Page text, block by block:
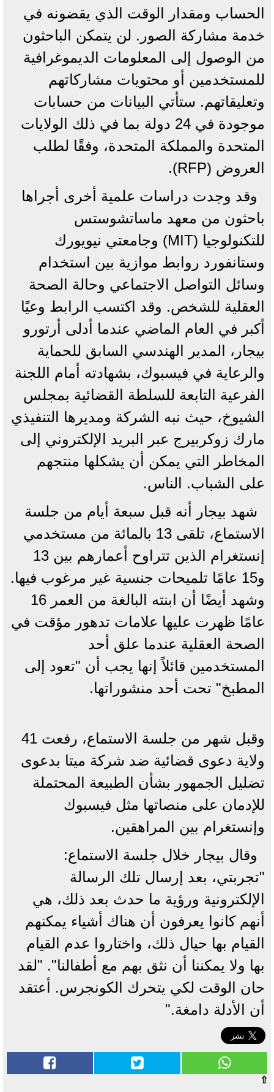
الحساب ومقدار الوقت الذي يقضونه في
خدمة مشاركة الصور. لن يتمكن الباحثون
من الوصول إلى المعلومات الديموغرافية
للمستخدمين أو محتويات مشاركاتهم
وتعليقاتهم. ستأتي البيانات من حسابات
موجودة في 24 دولة بما في ذلك الولايات
المتحدة والمملكة المتحدة، وفقًا لطلب
العروض (RFP).
وقد وجدت دراسات علمية أخرى أجراها
باحثون من معهد ماساتشوستس
للتكنولوجيا (MIT) وجامعتي نيويورك
وستانفورد روابط موازية بين استخدام
وسائل التواصل الاجتماعي وحالة الصحة
العقلية للشخص. وقد اكتسب الرابط وعيًا
أكبر في العام الماضي عندما أدلى أرتورو
بيجار، المدير الهندسي السابق للحماية
والرعاية في فيسبوك، بشهادته أمام اللجنة
الفرعية التابعة للسلطة القضائية بمجلس
الشيوخ، حيث نبه الشركة ومديرها التنفيذي
مارك زوكربيرج عبر البريد الإلكتروني إلى
المخاطر التي يمكن أن يشكلها منتجهم
على الشباب. الناس.
شهد بيجار أنه قبل سبعة أيام من جلسة
الاستماع، تلقى 13 بالمائة من مستخدمي
إنستغرام الذين تتراوح أعمارهم بين 13
و15 عامًا تلميحات جنسية غير مرغوب فيها.
وشهد أيضًا أن ابنته البالغة من العمر 16
عامًا ظهرت عليها علامات تدهور مؤقت في
الصحة العقلية عندما علق أحد
المستخدمين قائلاً إنها يجب أن "تعود إلى
المطبخ" تحت أحد منشوراتها.
وقبل شهر من جلسة الاستماع، رفعت 41
ولاية دعوى قضائية ضد شركة ميتا بدعوى
تضليل الجمهور بشأن الطبيعة المحتملة
للإدمان على منصاتها مثل فيسبوك
وإنستغرام بين المراهقين.
وقال بيجار خلال جلسة الاستماع:
"تجربتي، بعد إرسال تلك الرسالة
الإلكترونية ورؤية ما حدث بعد ذلك، هي
أنهم كانوا يعرفون أن هناك أشياء يمكنهم
القيام بها حيال ذلك، واختاروا عدم القيام
بها ولا يمكننا أن نثق بهم مع أطفالنا". "لقد
حان الوقت لكي يتحرك الكونجرس. أعتقد
أن الأدلة دامغة."
⇧